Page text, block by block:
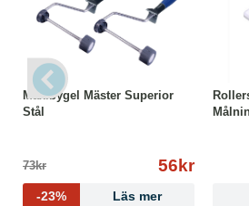
Maxibygel Mäster Superior
Stål
73kr 56kr
-23% Läs mer